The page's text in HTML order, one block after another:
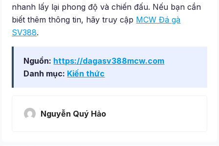
nhanh lấy lại phong độ và chiến đấu. Nếu bạn cần
biết thêm thông tin, hãy truy cập MCW Đá gà
SV388.
Nguồn: https://dagasv388mcw.com
Danh mục: Kiến thức
Nguyễn Quý Hảo